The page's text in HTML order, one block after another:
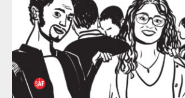
droits fondamentaux des personnes
contreviennent de manière flagrante
déontologiques régissant la
l’assistance dont bénéficient les
limitée à trois heures de permanence
quotidienne sauf le dimanche (la
dans les locaux n’étant prévue qu’à